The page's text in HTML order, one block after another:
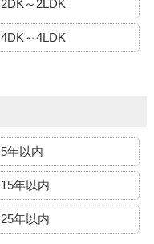
2DK～2LDK
4DK～4LDK
5年以内
15年以内
25年以内